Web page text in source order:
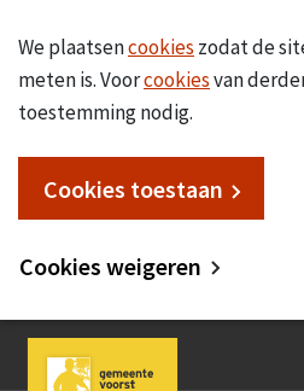
We plaatsencookies zodat de
meten is. Voorcookiesvan
toestemming nodig.
Cookies toestaan
Cookies weigeren